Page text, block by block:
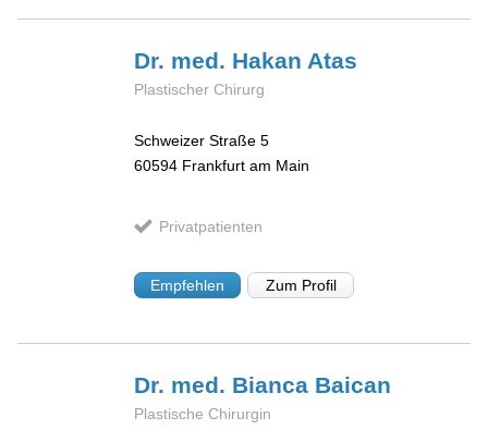
Dr. med. Hakan Atas
Plastischer Chirurg
Schweizer Straße 5
60594 Frankfurt am Main
Privatpatienten
Empfehlen Zum Profil
Dr. med. Bianca Baican
Plastische Chirurgin